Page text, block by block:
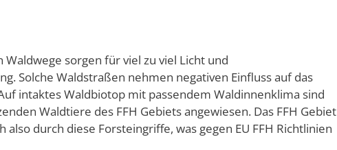
sorgen für viel zu viel Licht und
Solche Waldstraßen nehmen negativen Einfluss auf das
intaktes Waldbiotop mit passendem Waldinnenklima sind
Waldtiere des FFH Gebiets angewiesen. Das FFH Gebiet
also durch diese Forsteingriffe, was gegen EU FFH Richtlinien